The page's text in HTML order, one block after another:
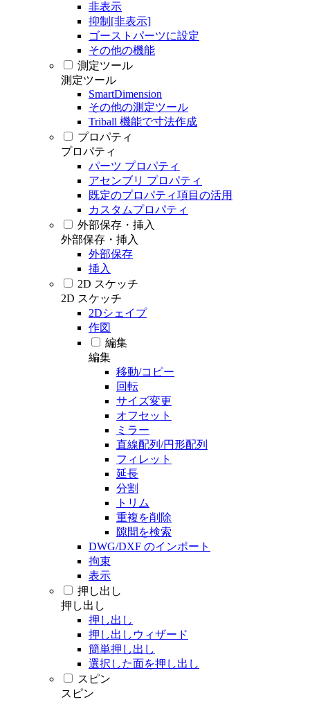
非表示
抑制[非表示]
ゴーストパーツに設定
その他の機能
測定ツール
測定ツール
SmartDimension
その他の測定ツール
Triball 機能で寸法作成
プロパティ
プロパティ
パーツ プロパティ
アセンブリ プロパティ
既定のプロパティ項目の活用
カスタムプロパティ
外部保存・挿入
外部保存・挿入
外部保存
挿入
2D スケッチ
2D スケッチ
2Dシェイプ
作図
編集
編集
移動/コピー
回転
サイズ変更
オフセット
ミラー
直線配列/円形配列
フィレット
延長
分割
トリム
重複を削除
隙間を検索
DWG/DXF のインポート
拘束
表示
押し出し
押し出し
押し出し
押し出しウィザード
簡単押し出し
選択した面を押し出し
スピン
スピン